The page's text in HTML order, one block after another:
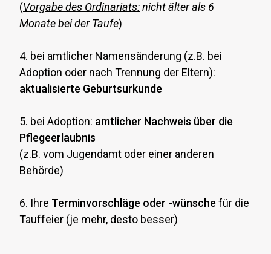
Gottesdienste
(Vorgabe des Ordinariats:nicht älter als 6
Monate bei der Taufe)
4. bei amtlicher Namensänderung (z.B. bei
Adoption oder nach Trennung der Eltern):
aktualisierte Geburtsurkunde
5. bei Adoption: amtlicher Nachweis über die
Pflegeerlaubnis
(z.B. vom Jugendamt oder einer anderen
Behörde)
6. Ihre Terminvorschläge oder -wünsche für die
Tauffeier (je mehr, desto besser)